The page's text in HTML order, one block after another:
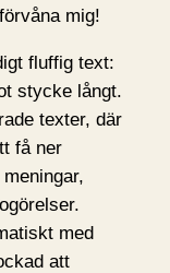
mig!
fluffig text:
stycke långt.
texter, där
få ner
med
att